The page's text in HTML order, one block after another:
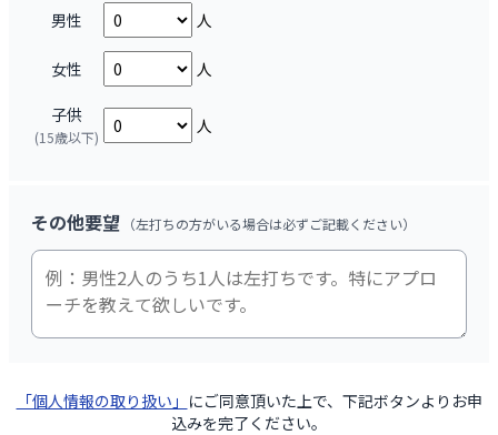
男性 人
女性 人
子供
(15歳以下)
人
その他要望 （左打ちの方がいる場合は必ずご記載ください）
「個人情報の取り扱い」 にご同意頂いた上で、下記ボタンよりお申
込みを完了ください。